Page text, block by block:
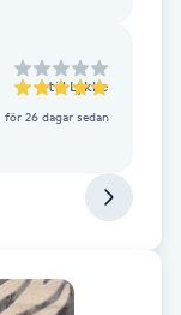
till Lykke
för 26 dagar sedan